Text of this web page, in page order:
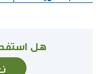
هل